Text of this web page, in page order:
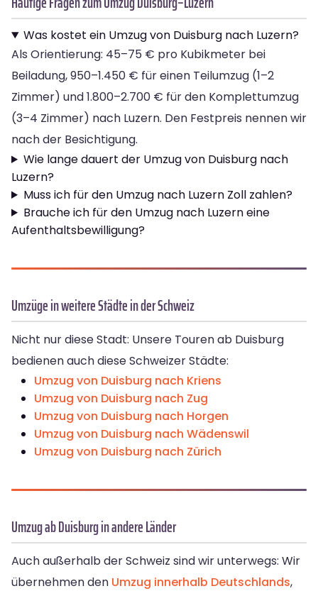
Was kostet ein Umzug von Duisburg nach Luzern?
Als Orientierung: 45–75 € pro Kubikmeter bei
Beiladung, 950–1.450 € für einen Teilumzug (1–2
Zimmer) und 1.800–2.700 € für den Komplettumzug
(3–4 Zimmer) nach Luzern. Den Festpreis nennen wir
nach der Besichtigung.
Wie lange dauert der Umzug von Duisburg nach
Luzern?
Muss ich für den Umzug nach Luzern Zoll zahlen?
Brauche ich für den Umzug nach Luzern eine
Aufenthaltsbewilligung?
Umzüge in weitere Städte in der Schweiz
Nicht nur diese Stadt: Unsere Touren ab Duisburg
bedienen auch diese Schweizer Städte:
Umzug von Duisburg nach Kriens
Umzug von Duisburg nach Zug
Umzug von Duisburg nach Horgen
Umzug von Duisburg nach Wädenswil
Umzug von Duisburg nach Zürich
Umzug ab Duisburg in andere Länder
Auch außerhalb der Schweiz sind wir unterwegs: Wir
übernehmen den Umzug innerhalb Deutschlands,